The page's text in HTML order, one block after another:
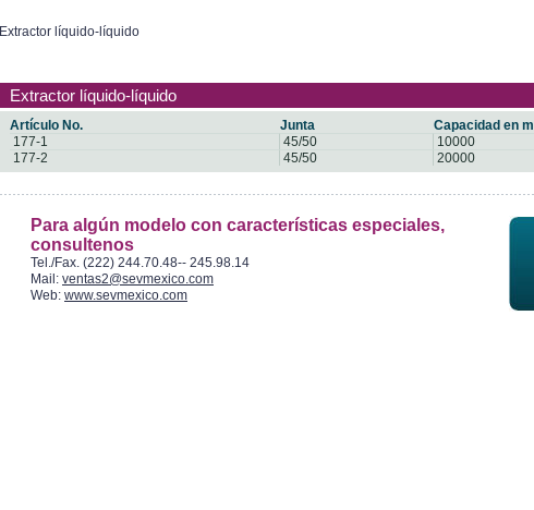
Extractor líquido-líquido
Extractor líquido-líquido
Artículo No. Junta
Capacidad en
177-1
45/50
10000
177-2
45/50 20000
Para algún modelo con características especiales,
consultenos
Tel./Fax. (222) 244.70.48-- 245.98.14
Mail: ventas2@sevmexico.com
Web: www.sevmexico.com